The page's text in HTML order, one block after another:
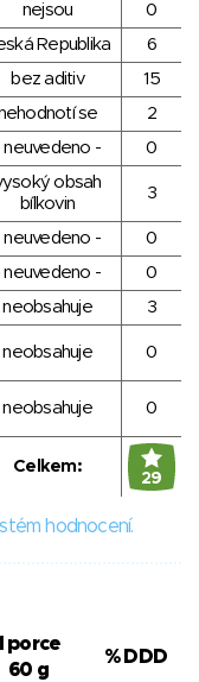
nejsou
0
Republika
6
bez aditiv
15
se
2
neuvedeno - 0
obsah
bílkovin
3
neuvedeno -
0
neuvedeno -
0
neobsahuje
3
neobsahuje 0
neobsahuje 0
Celkem:
29
hodnocení.
porce
60 g
% DDD